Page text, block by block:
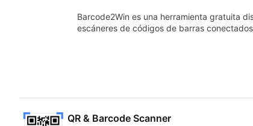
Barcode2Win es una herramienta gratuita
escáneres de códigos de barras
QR & Barcode Scanner